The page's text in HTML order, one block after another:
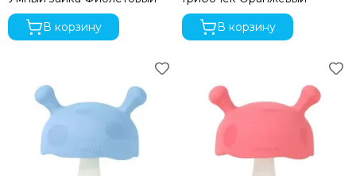
В корзину
В корзину